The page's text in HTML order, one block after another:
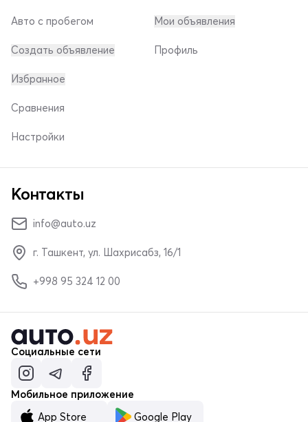
Авто с пробегом
Создать объявление
Мои объявления
Профиль
Избранное
Сравнения
Настройки
Контакты
info@auto.uz
г. Ташкент, ул. Шахрисабз, 16/1
+998 95 324 12 00
Социальные сети
Мобильное приложение
App Store
Google Play